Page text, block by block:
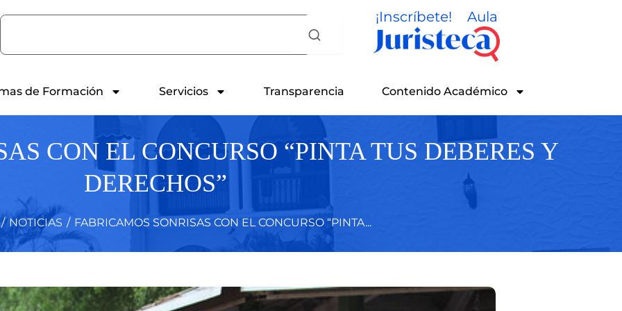
Search ¡Inscríbete! Aula
de Formación Servicios Transparencia Contenido Académico
CON EL CONCURSO “PINTA TUS DEBERES Y
DERECHOS”
/ NOTICIAS / FABRICAMOS SONRISAS CON EL CONCURSO “PINTA...